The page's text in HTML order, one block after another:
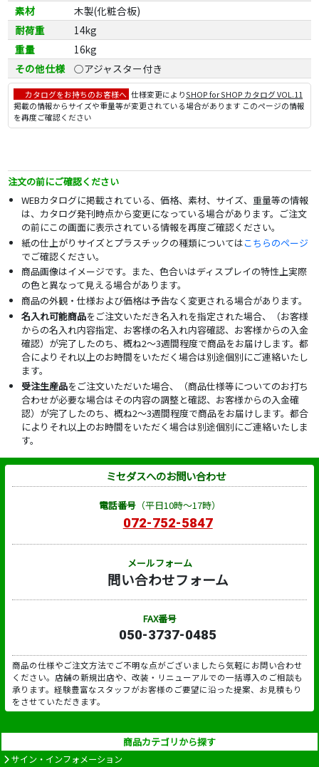
素材
木製(化粧合板)
耐荷重
14kg
重量
16kg
その他仕様
○アジャスター付き
カタログをお持ちのお客様へ 仕様変更によりSHOP for SHOP カタログ VOL.11
掲載の情報からサイズや重量等が変更されている場合があります このページの情報
を再度ご確認ください
注文の前にご確認ください
WEBカタログに掲載されている、価格、素材、サイズ、重量等の情報
は、カタログ発刊時点から変更になっている場合があります。ご注文
の前にこの画面に表示されている情報を再度ご確認ください。
紙の仕上がりサイズとプラスチックの種類についてはこちらのページ
でご確認ください。
商品画像はイメージです。また、色合いはディスプレイの特性上実際
の色と異なって見える場合があります。
商品の外観・仕様および価格は予告なく変更される場合があります。
名入れ可能商品をご注文いただき名入れを指定された場合、（お客様
からの名入れ内容指定、お客様の名入れ内容確認、お客様からの入金
確認）が完了したのち、概ね2～3週間程度で商品をお届けします。都
合によりそれ以上のお時間をいただく場合は別途個別にご連絡いたし
ます。
受注生産品をご注文いただいた場合、（商品仕様等についてのお打ち
合わせが必要な場合はその内容の調整と確認、お客様からの入金確
認）が完了したのち、概ね2～3週間程度で商品をお届けします。都合
によりそれ以上のお時間をいただく場合は別途個別にご連絡いたしま
す。
ミセダスへのお問い合わせ
電話番号（平日10時～17時）
072-752-5847
メールフォーム
問い合わせフォーム
FAX番号
050-3737-0485
商品の仕様やご注文方法でご不明な点がございましたら気軽にお問い合わせ
ください。店舗の新規出店や、改装・リニューアルでの一括導入のご相談も
承ります。経験豊富なスタッフがお客様のご要望に沿った提案、お見積もり
をさせていただきます。
商品カテゴリから探す
サイン・インフォメーション